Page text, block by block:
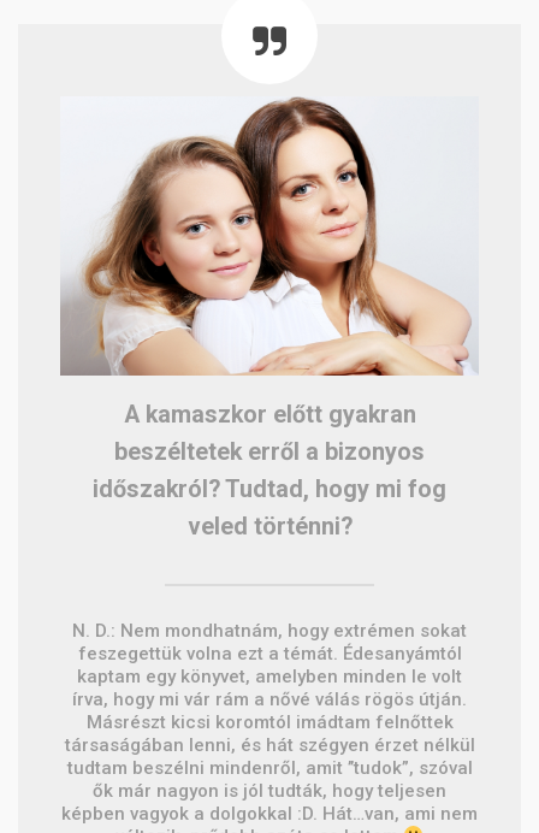
A kamaszkor előtt gyakran
beszéltetek erről a bizonyos
időszakról? Tudtad, hogy mi fog
veled történni?
N. D.: Nem mondhatnám, hogy extrémen sokat
feszegettük volna ezt a témát. Édesanyámtól
kaptam egy könyvet, amelyben minden le volt
írva, hogy mi vár rám a nővé válás rögös útján.
Másrészt kicsi koromtól imádtam felnőttek
társaságában lenni, és hát szégyen érzet nélkül
tudtam beszélni mindenről, amit ’’tudok”, szóval
ők már nagyon is jól tudták, hogy teljesen
képben vagyok a dolgokkal :D. Hát…van, ami nem